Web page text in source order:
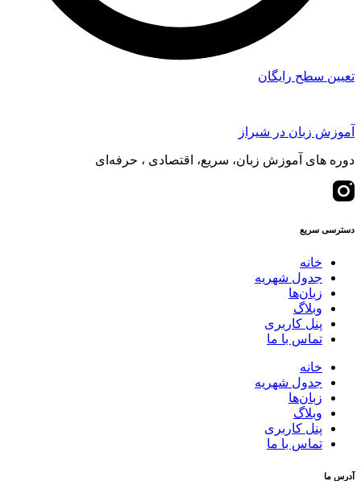
تعیین سطح رایگان
آموزش زبان در شیراز
دوره های آموزش زبان، سریع، اقتصادی ، حرفه‌ای
دسترسی سریع
خانه
جدول شهریه
زبان‌ها
وبلاگ
پنل کاربری
تماس با ما
خانه
جدول شهریه
زبان‌ها
وبلاگ
پنل کاربری
تماس با ما
آدرس ما